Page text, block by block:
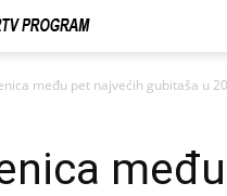
među pet najvećih gubitaša u